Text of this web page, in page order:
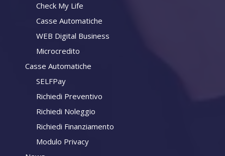
Check My Life
Casse Automatiche
WEB Digital Business
Microcredito
Casse Automatiche
SELFPay
Richiedi Preventivo
Richiedi Noleggio
Richiedi Finanziamento
Modulo Privacy